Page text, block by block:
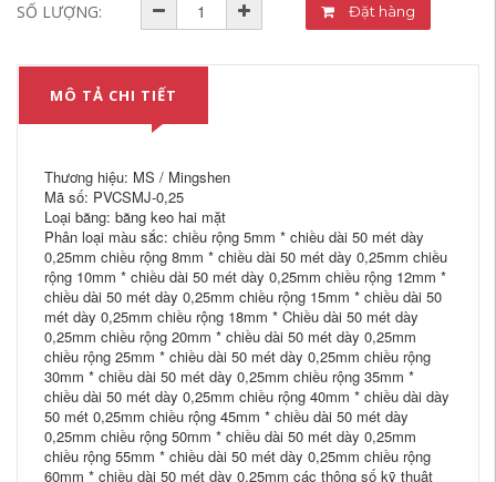
SỐ LƯỢNG: Đặt hàng
MÔ TẢ CHI TIẾT
Thương hiệu: MS / Mingshen
Mã số: PVCSMJ-0,25
Loại băng: băng keo hai mặt
Phân loại màu sắc: chiều rộng 5mm * chiều dài 50 mét dày
0,25mm chiều rộng 8mm * chiều dài 50 mét dày 0,25mm chiều
rộng 10mm * chiều dài 50 mét dày 0,25mm chiều rộng 12mm *
chiều dài 50 mét dày 0,25mm chiều rộng 15mm * chiều dài 50
mét dày 0,25mm chiều rộng 18mm * Chiều dài 50 mét dày
0,25mm chiều rộng 20mm * chiều dài 50 mét dày 0,25mm
chiều rộng 25mm * chiều dài 50 mét dày 0,25mm chiều rộng
30mm * chiều dài 50 mét dày 0,25mm chiều rộng 35mm *
chiều dài 50 mét dày 0,25mm chiều rộng 40mm * chiều dài dày
50 mét 0,25mm chiều rộng 45mm * chiều dài 50 mét dày
0,25mm chiều rộng 50mm * chiều dài 50 mét dày 0,25mm
chiều rộng 55mm * chiều dài 50 mét dày 0,25mm chiều rộng
60mm * chiều dài 50 mét dày 0,25mm các thông số kỹ thuật